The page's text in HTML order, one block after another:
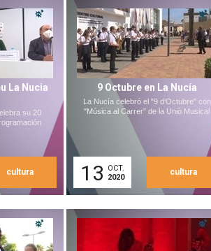
La Nucia
su 20
cultura
9 Octubre en La Nucía
La Nucía celebró el "9 d'Octubre" con
"Música al Carrer" de la Unió Musical
13
OCT.
2020
cultura